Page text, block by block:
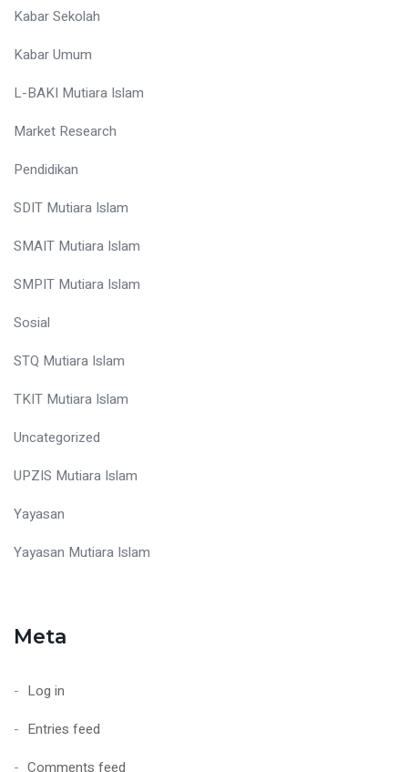
Kabar Sekolah
Kabar Umum
L-BAKI Mutiara Islam
Market Research
Pendidikan
SDIT Mutiara Islam
SMAIT Mutiara Islam
SMPIT Mutiara Islam
Sosial
STQ Mutiara Islam
TKIT Mutiara Islam
Uncategorized
UPZIS Mutiara Islam
Yayasan
Yayasan Mutiara Islam
Meta
Log in
Entries feed
Comments feed